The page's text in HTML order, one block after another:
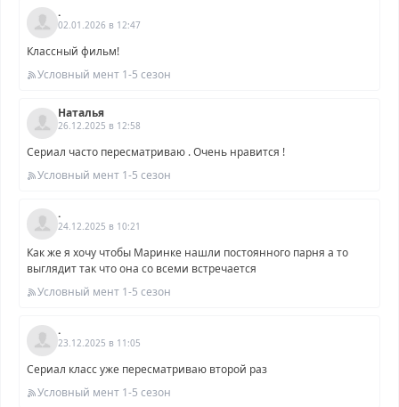
.
02.01.2026 в 12:47
Классный фильм!
Условный мент 1-5 сезон
Наталья
26.12.2025 в 12:58
Сериал часто пересматриваю . Очень нравится !
Условный мент 1-5 сезон
.
24.12.2025 в 10:21
Как же я хочу чтобы Маринке нашли постоянного парня а то
выглядит так что она со всеми встречается
Условный мент 1-5 сезон
.
23.12.2025 в 11:05
Сериал класс уже пересматриваю второй раз
Условный мент 1-5 сезон